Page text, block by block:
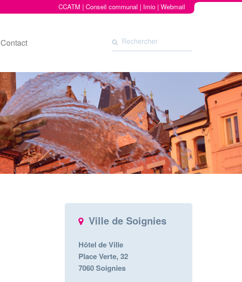
CCATM | Conseil communal | Imio | Webmail
Contact
Ville de Soignies
Hôtel de Ville
Place Verte, 32
7060 Soignies